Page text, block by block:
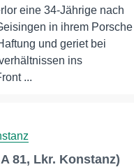
eine 34-Jährige nach
in ihrem Porsche
und geriet bei
ins
...
81, Lkr. Konstanz)